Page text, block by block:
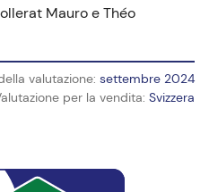
Mauro e Théo
valutazione: settembre 2024
per la vendita: Svizzera